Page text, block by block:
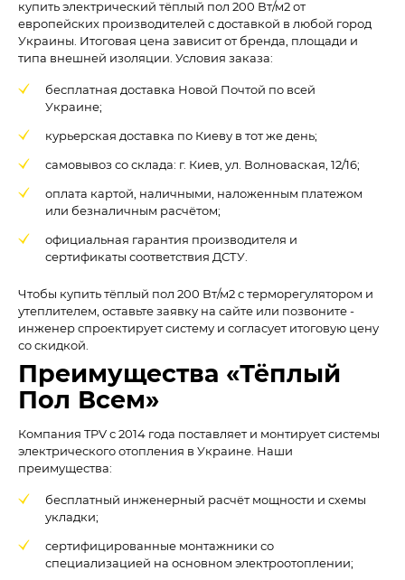
купить электрический тёплый пол 200 Вт/м2 от
европейских производителей с доставкой в любой город
Украины. Итоговая цена зависит от бренда, площади и
типа внешней изоляции. Условия заказа:
бесплатная доставка Новой Почтой по всей
Украине;
курьерская доставка по Киеву в тот же день;
самовывоз со склада: г. Киев, ул. Волноваская, 12/16;
оплата картой, наличными, наложенным платежом
или безналичным расчётом;
официальная гарантия производителя и
сертификаты соответствия ДСТУ.
Чтобы купить тёплый пол 200 Вт/м2 с терморегулятором и
утеплителем, оставьте заявку на сайте или позвоните -
инженер спроектирует систему и согласует итоговую цену
со скидкой.
Преимущества «Тёплый
Пол Всем»
Компания TPV с 2014 года поставляет и монтирует системы
электрического отопления в Украине. Наши
преимущества:
бесплатный инженерный расчёт мощности и схемы
укладки;
сертифицированные монтажники со
специализацией на основном электроотоплении;